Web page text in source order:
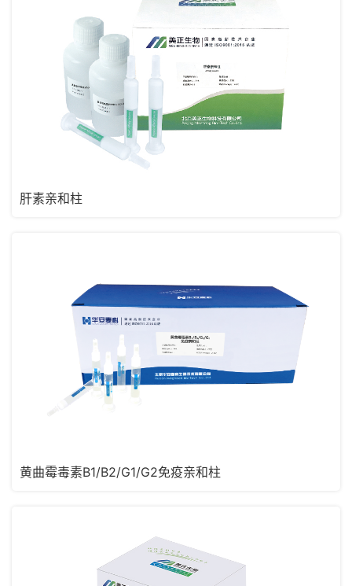
肝素亲和柱
黄曲霉毒素B1/B2/G1/G2免疫亲和柱